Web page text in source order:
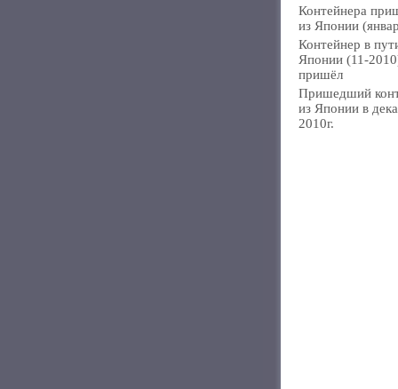
Контейнера
из Японии
Контейнер в
Японии (11-
пришёл
Пришедший
из Японии в
2010г.